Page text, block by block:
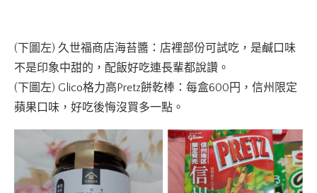
(下圖左) 久世福商店海苔醬：店裡部份可試吃，是鹹口味
不是印象中甜的，配飯好吃連長輩都說讚。
(下圖左) Glico格力高Pretz餅乾棒：每盒600円，信州限定
蘋果口味，好吃後悔沒買多一點。